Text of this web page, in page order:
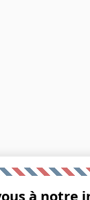
à notre